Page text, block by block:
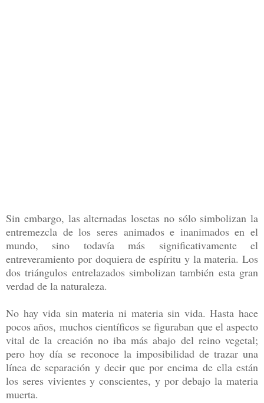
Sin embargo, las alternadas losetas no sólo simbolizan la
entremezcla de los seres animados e inanimados en el
mundo, sino todavía más significativamente el
entreveramiento por doquiera de espíritu y la materia. Los
dos triángulos entrelazados simbolizan también esta gran
verdad de la naturaleza.
No hay vida sin materia ni materia sin vida. Hasta hace
pocos años, muchos científicos se figuraban que el aspecto
vital de la creación no iba más abajo del reino vegetal;
pero hoy día se reconoce la imposibilidad de trazar una
línea de separación y decir que por encima de ella están
los seres vivientes y conscientes, y por debajo la materia
muerta.